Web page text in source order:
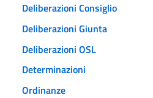
Deliberazioni Consiglio
Deliberazioni Giunta
Deliberazioni OSL
Determinazioni
Ordinanze